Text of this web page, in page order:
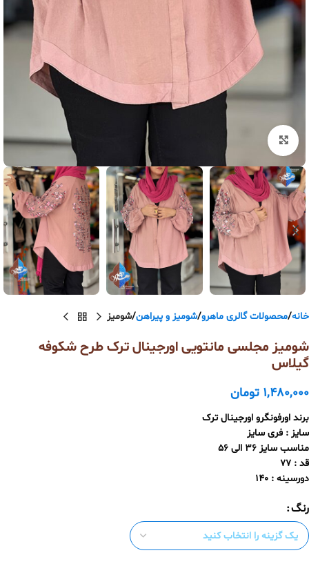
بزرگنمایی تصویر
خانه محصولات گالری ماهرو شومیز و پیراهن شومیز
شومیز مجلسی مانتویی اورجینال ترک طرح شکوفه
گیلاس
1,480,000 تومان
برند اورفونگرو اورجینال ترک
سایز : فری سایز
مناسب سایز 36 الی 56
قد : 77
دورسینه : 140
رنگ